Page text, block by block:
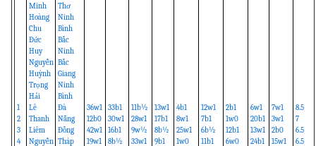
1
2
3
4
Minh
Hoàng
Chu
Đức
Huy
Nguyễn
Huỳnh
Trọng
Hải
Lê
Thanh
Liêm
Nguyễn
Thơ
Ninh
Bình
Bắc
Ninh
Bắc
Giang
Ninh
Bình
Đà
Nẵng
Đồng
Tháp
36w1
12b0
42w1
19w1
33b1
30w1
16b1
8b½
11b½
28w1
9w½
33w1
13w1
17b1
8b½
9b1
4b1
8w1
25w1
1w0
12w1
7b1
6b½
11b1
2b1
1w0
12b1
6w0
6w1
20b1
13w1
24b1
7w1
3w1
2b0
15w1
8.5
7
6.5
6.5